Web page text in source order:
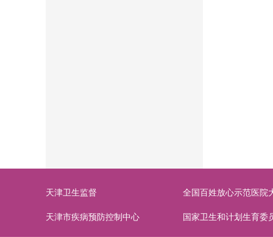
天津卫生监督 全国百姓放心示范医院
天津市疾病预防控制中心 国家卫生和计划生育委